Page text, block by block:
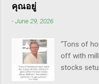
แถมพูดถึงเ
ได้ครับ คลิ
ตเวฟจะศัก
คลิปนี้เธอจัด
เครื่องเอา
คุณอยู่
-June 29, 2026
“Tons of
off with
stocks